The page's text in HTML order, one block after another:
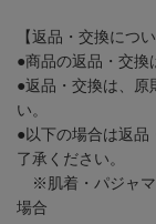
【返品・交換につい
●商品の返品・交換
●返品・交換は、原
い。
●以下の場合は返品
了承ください。
※肌着・パジャマ
場合